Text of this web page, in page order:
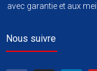
avec garantie et aux
Nous suivre